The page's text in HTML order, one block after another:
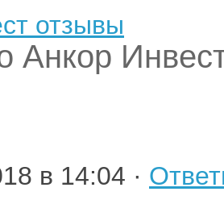
отзывы
Анкор
в 14:04 ·